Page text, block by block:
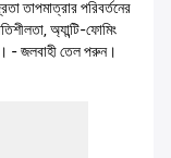
তাপমাত্রার পরিবর্তনের
অ্যান্টি-ফোমিং
- জলবাহী তেল পরুন।